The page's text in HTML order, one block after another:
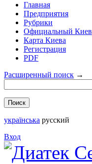
Главная
Предприятия
Рубрики
Официальный Киев
Карта Киева
Регистрация
PDF
Расширенный поиск →
українська русский
Вход